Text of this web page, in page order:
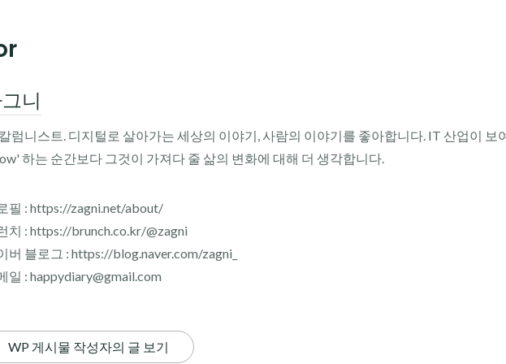
니
럼니스트. 디지털로 살아가는 세상의 이야기, 사람의 이야기를 좋아합니다. IT 산업이 보
하는 순간보다 그것이 가져다 줄 삶의 변화에 대해 더 생각합니다.
필 : https://zagni.net/about/
치 : https://brunch.co.kr/@zagni
버 블로그 : https://blog.naver.com/zagni_
일 : happydiary@gmail.com
WP 게시물 작성자의 글 보기